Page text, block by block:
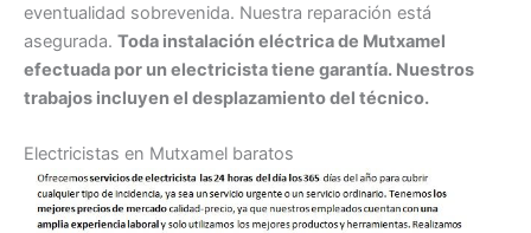
eventualidad sobrevenida. Nuestra reparación está
asegurada. Toda instalación eléctrica de Mutxamel
efectuada por un electricista tiene garantía. Nuestros
trabajos incluyen el desplazamiento del técnico.
Electricistas en Mutxamel baratos